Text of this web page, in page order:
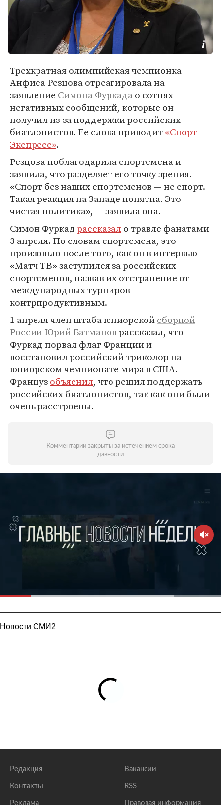
Трехкратная олимпийская чемпионка
Анфиса Резцова отреагировала на
заявление Симона Фуркадао сотнях
негативных сообщений, которые он
получил из-за поддержки российских
биатлонистов. Ее слова приводит«Спорт-
Экспресс».
Резцова поблагодарила спортсмена и
заявила, что разделяет его точку зрения.
«Спорт без наших спортсменов — не спорт.
Такая реакция на Западе понятна. Это
чистая политика», — заявила она.
Симон Фуркадрассказало травле фанатами
3 апреля. По словам спортсмена, это
произошло после того, как он в интервью
«Матч ТВ» заступился за российских
спортсменов, назвав их отстранение от
международных турниров
контрпродуктивным.
1 апреля член штаба юниорскойсборной
РоссииЮрий Батмановрассказал, что
Фуркад порвал флаг Франции и
восстановил российский триколор на
юниорском чемпионате мира в США.
Французобъяснил, что решил поддержать
российских биатлонистов, так как они были
очень расстроены.
Комментарии закрыты за истечением срока
давности
Новости СМИ2
Редакция
Контакты
Реклама
Вакансии
RSS
Правовая информация